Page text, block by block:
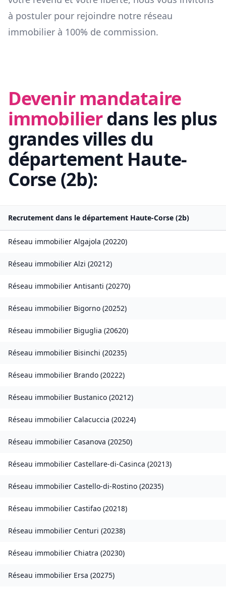
à postuler pour rejoindre notre réseau
immobilier à 100% de commission.
Devenir mandataire
immobilierdans les plus
grandes villes du
département Haute-
Corse (2b):
Recrutement dans le département Haute-Corse (2b)
Réseau immobilier Algajola (20220)
Réseau immobilier Alzi (20212)
Réseau immobilier Antisanti (20270)
Réseau immobilier Bigorno (20252)
Réseau immobilier Biguglia (20620)
Réseau immobilier Bisinchi (20235)
Réseau immobilier Brando (20222)
Réseau immobilier Bustanico (20212)
Réseau immobilier Calacuccia (20224)
Réseau immobilier Casanova (20250)
Réseau immobilier Castellare-di-Casinca (20213)
Réseau immobilier Castello-di-Rostino (20235)
Réseau immobilier Castifao (20218)
Réseau immobilier Centuri (20238)
Réseau immobilier Chiatra (20230)
Réseau immobilier Ersa (20275)